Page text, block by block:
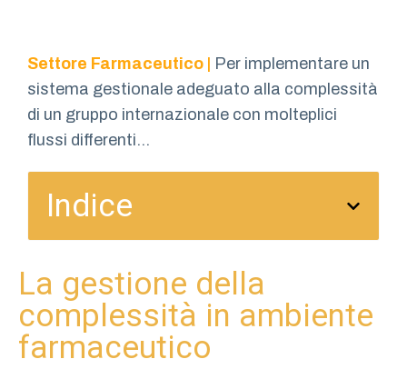
Settore Farmaceutico |
Per implementare un
sistema gestionale adeguato alla complessità
di un gruppo internazionale con molteplici
flussi differenti...
Indice
La gestione della
complessità in ambiente
farmaceutico